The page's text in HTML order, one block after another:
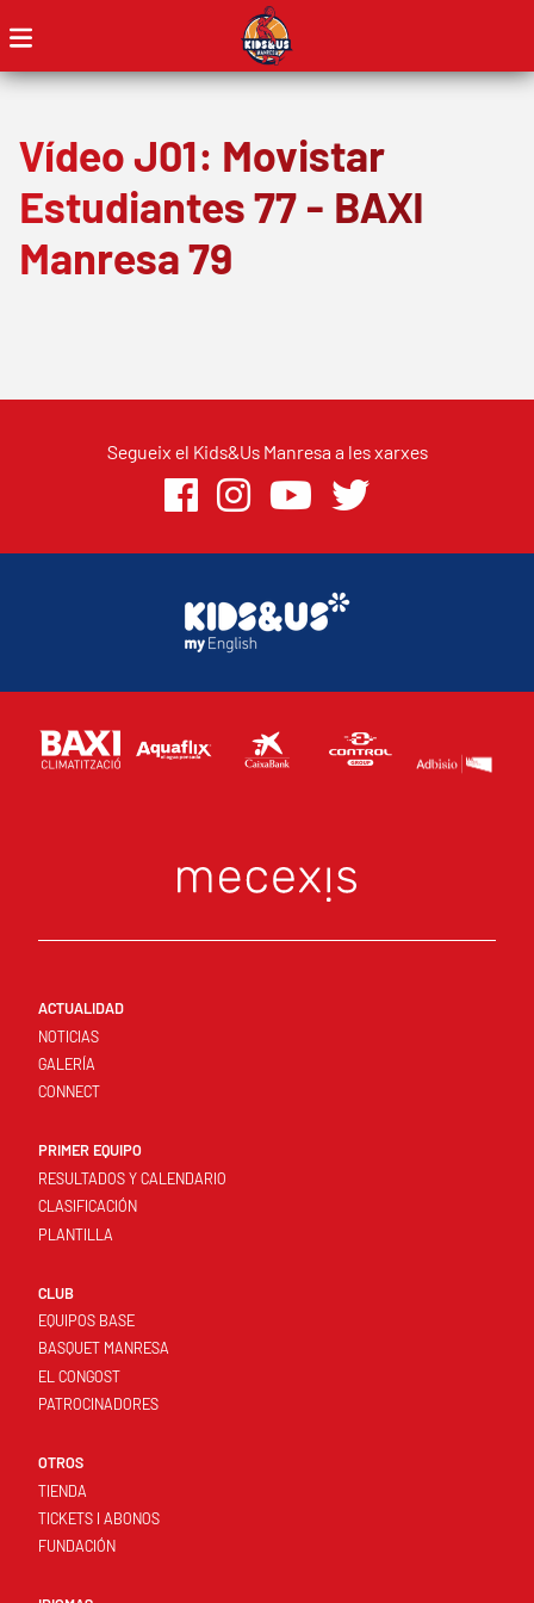
Vídeo J01: Movistar
Estudiantes 77 - BAXI
Manresa 79
Segueix el Kids&Us Manresa a les xarxes
ACTUALIDAD
NOTICIAS
GALERÍA
CONNECT
PRIMER EQUIPO
RESULTADOS Y CALENDARIO
CLASIFICACIÓN
PLANTILLA
CLUB
EQUIPOS BASE
BASQUET MANRESA
EL CONGOST
PATROCINADORES
OTROS
TIENDA
TICKETS I ABONOS
FUNDACIÓN